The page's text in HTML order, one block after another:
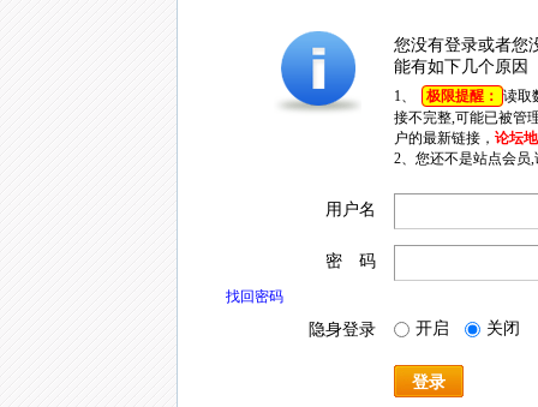
您没有登录或者您
能有如下几个原因
1、 极限提醒： 读取
接不完整,可能已被管
户的最新链接， 论坛
2、您还不是站点会员
用户名
密 码
找回密码
隐身登录 开启 关闭
登录